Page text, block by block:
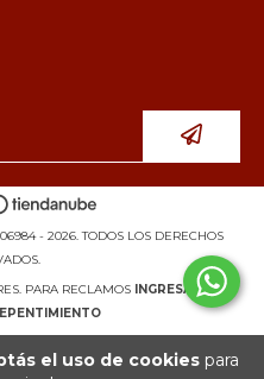
el uso de cookiespara
- 2026. TODOS LOS DERECHOS
PARA RECLAMOS INGRESÁ ACÁ.